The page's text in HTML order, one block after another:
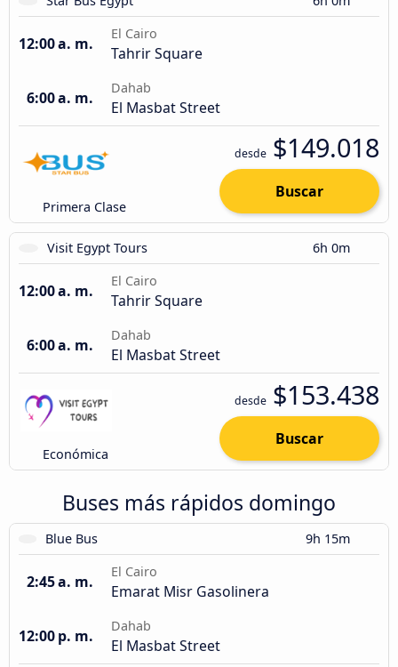
12:00 a. m.
El Cairo
Tahrir Square
6:00 a. m.
Dahab
El Masbat Street
Primera Clase
desde $149.018
Buscar
Visit Egypt Tours 6h 0m
12:00 a. m.
El Cairo
Tahrir Square
6:00 a. m.
Dahab
El Masbat Street
Económica
desde $153.438
Buscar
Buses más rápidos domingo
Blue Bus 9h 15m
2:45 a. m.
El Cairo
Emarat Misr Gasolinera
12:00 p. m.
Dahab
El Masbat Street